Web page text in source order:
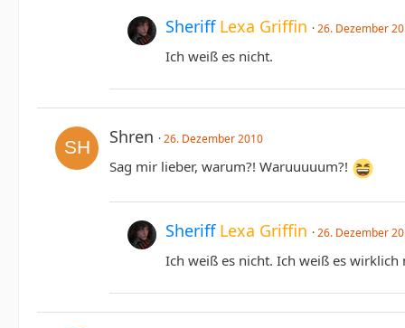
Sheriff Lexa Griffin 26. Dezember
Ich weiß es nicht.
Shren 26. Dezember 2010
Sag mir lieber, warum?! Waruuuuum?!
Sheriff Lexa Griffin 26. Dezember
Ich weiß es nicht. Ich weiß es wirklich